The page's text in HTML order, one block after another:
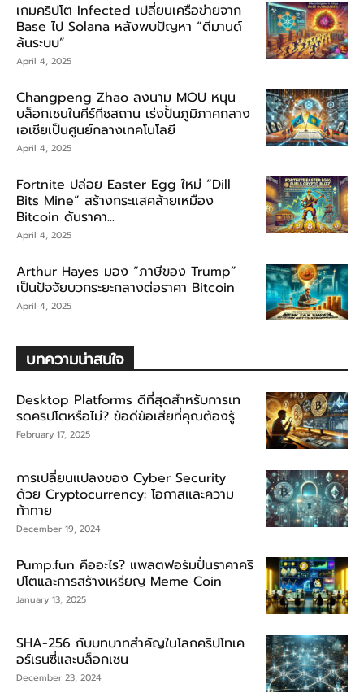
เกมคริปโต Infected เปลี่ยนเครือข่ายจาก
Base ไป Solana หลังพบปัญหา “ดีมานด์
ล้นระบบ”
April 4, 2025
Changpeng Zhao ลงนาม MOU หนุน
บล็อกเชนในคีร์กีซสถาน เร่งปั้นภูมิภาคกลาง
เอเชียเป็นศูนย์กลางเทคโนโลยี
April 4, 2025
Fortnite ปล่อย Easter Egg ใหม่ “Dill
Bits Mine” สร้างกระแสคล้ายเหมือง
Bitcoin ดันราคา...
April 4, 2025
Arthur Hayes มอง “ภาษีของ Trump”
เป็นปัจจัยบวกระยะกลางต่อราคา Bitcoin
April 4, 2025
บทความน่าสนใจ
Desktop Platforms ดีที่สุดสำหรับการเท
รดคริปโตหรือไม่? ข้อดีข้อเสียที่คุณต้องรู้
February 17, 2025
การเปลี่ยนแปลงของ Cyber Security
ด้วย Cryptocurrency: โอกาสและความ
ท้าทาย
December 19, 2024
Pump.fun คืออะไร? แพลตฟอร์มปั่นราคาคริ
ปโตและการสร้างเหรียญ Meme Coin
January 13, 2025
SHA-256 กับบทบาทสำคัญในโลกคริปโทเค
อร์เรนซี่และบล็อกเชน
December 23, 2024